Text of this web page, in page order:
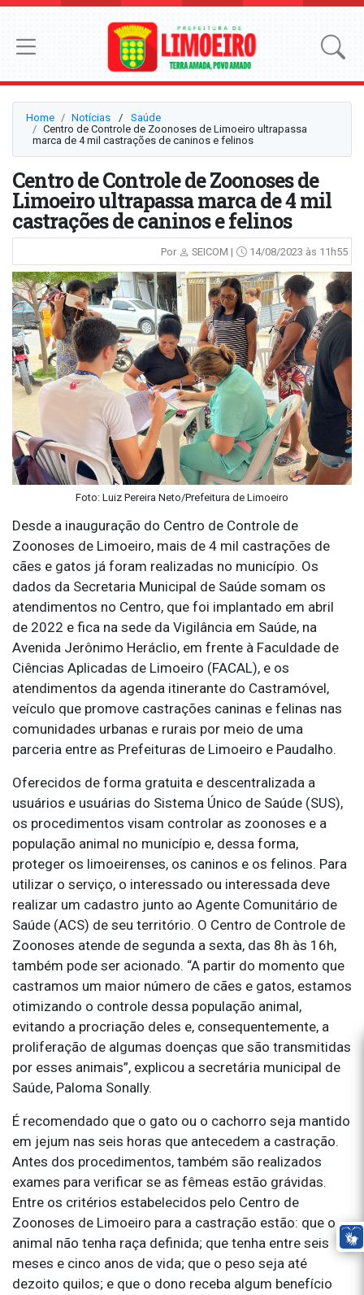
Home Notícias ⠀/⠀ Saúde
Centro de Controle de Zoonoses de Limoeiro ultrapassa
marca de 4 mil castrações de caninos e felinos
Centro de Controle de Zoonoses de
Limoeiro ultrapassa marca de 4 mil
castrações de caninos e felinos
Por SEICOM | 14/08/2023 às 11h55
Foto: Luiz Pereira Neto/Prefeitura de Limoeiro
Desde a inauguração do Centro de Controle de
Zoonoses de Limoeiro, mais de 4 mil castrações de
cães e gatos já foram realizadas no município. Os
dados da Secretaria Municipal de Saúde somam os
atendimentos no Centro, que foi implantado em abril
de 2022 e fica na sede da Vigilância em Saúde, na
Avenida Jerônimo Heráclio, em frente à Faculdade de
Ciências Aplicadas de Limoeiro (FACAL), e os
atendimentos da agenda itinerante do Castramóvel,
veículo que promove castrações caninas e felinas nas
comunidades urbanas e rurais por meio de uma
parceria entre as Prefeituras de Limoeiro e Paudalho.
Oferecidos de forma gratuita e descentralizada a
usuários e usuárias do Sistema Único de Saúde (SUS),
os procedimentos visam controlar as zoonoses e a
população animal no município e, dessa forma,
proteger os limoeirenses, os caninos e os felinos. Para
utilizar o serviço, o interessado ou interessada deve
realizar um cadastro junto ao Agente Comunitário de
Saúde (ACS) de seu território. O Centro de Controle de
Zoonoses atende de segunda a sexta, das 8h às 16h,
também pode ser acionado. “A partir do momento que
castramos um maior número de cães e gatos, estamos
otimizando o controle dessa população animal,
evitando a procriação deles e, consequentemente, a
proliferação de algumas doenças que são transmitidas
por esses animais”, explicou a secretária municipal de
Saúde, Paloma Sonally.
É recomendado que o gato ou o cachorro seja mantido
em jejum nas seis horas que antecedem a castração.
Antes dos procedimentos, também são realizados
exames para verificar se as fêmeas estão grávidas.
Entre os critérios estabelecidos pelo Centro de
Zoonoses de Limoeiro para a castração estão: que o
animal não tenha raça definida; que tenha entre seis
meses e cinco anos de vida; que o peso seja até
dezoito quilos; e que o dono receba algum benefício